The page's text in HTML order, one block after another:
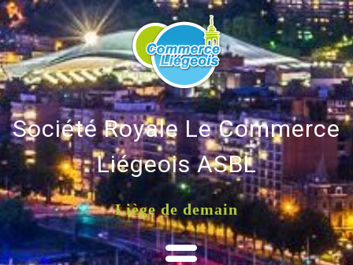
Société Royale Le Commerce
Liégeois ASBL
Liège de demain